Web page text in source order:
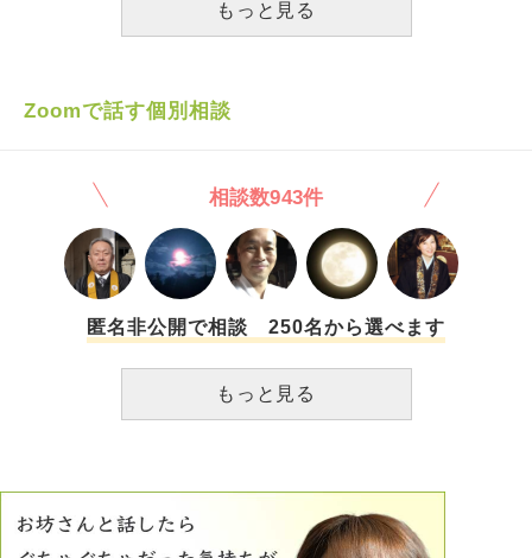
稿した後、印刷所から来た彼女宛の請求書（制作の実費）を
も催促し、なんとか支払いをさせました。 それから印刷会
社でアクキーが完成し、アクキーが２週間前に彼女の手元に
インコを手で鷲掴みして食べるふりをする」という虐待を私
ましたが「私は獣医免許あるから怪我なんかさせないし平気
だよｗｗ」と笑って言い、 さらに２年前私が彼女と二人で
旅行に行った時彼女に高速道路で運転をお願いした時は、そ
こで彼女は「合流してくる車（向こうが優先）を煽って進路
妨害をする」「時速100km以上で飛ばしながらスマホで仕事
のメールを打つ」という行為をしました。 「やめて」と言
ってもやめてくれず、本気で死ぬと思いました。 会うた
び、電話するたび、ＬＩＮＥするたび、こんなことが起こり
夢を頻繁に見てしまうのです。 夢に見るたびうなされ、嫌
な気分で朝を迎えたり、ひどい時にはしばらく起き上がれず
変えられないと言いますが、私はこのつらい記憶をこれから
も背負って生きていかなければならないのでしょうか。 で
きればこのつらい過去、記憶を手放し、今の生活に一生懸命
になりたいです。
もっと見る
Zoomで話す個別相談
相談数943件
匿名非公開で相談 250名から選べます
もっと見る